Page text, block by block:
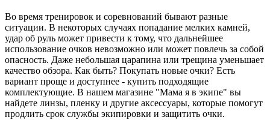
Во время тренировок и соревнований бывают разные
ситуации. В некоторых случаях попадание мелких камней,
удар об руль может привести к тому, что дальнейшее
использование очков невозможно или может повлечь за собой
опасность. Даже небольшая царапина или трещина уменьшает
качество обзора. Как быть? Покупать новые очки? Есть
вариант проще и доступнее - купить подходящие
комплектующие. В нашем магазине "Мама я в экипе" вы
найдете линзы, пленку и другие аксессуары, которые помогут
продлить срок службы экипировки и защитить очки.